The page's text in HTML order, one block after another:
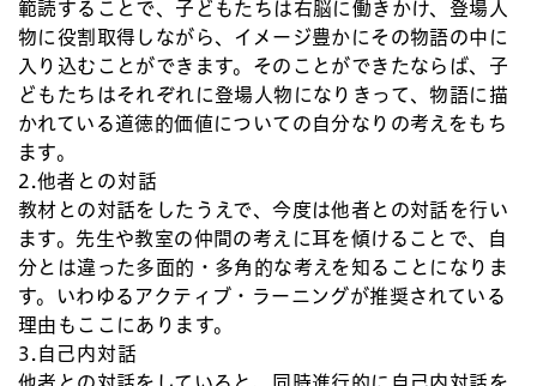
範読することで、子どもたちは右脳に働きかけ、登場人
物に役割取得しながら、イメージ豊かにその物語の中に
入り込むことができます。そのことができたならば、子
どもたちはそれぞれに登場人物になりきって、物語に描
かれている道徳的価値についての自分なりの考えをもち
ます。
2.他者との対話
教材との対話をしたうえで、今度は他者との対話を行い
ます。先生や教室の仲間の考えに耳を傾けることで、自
分とは違った多面的・多角的な考えを知ることになりま
す。いわゆるアクティブ・ラーニングが推奨されている
理由もここにあります。
3.自己内対話
他者との対話をしていると、同時進行的に自己内対話を